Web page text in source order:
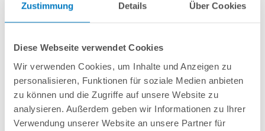
Zustimmung Details Über Cookies
Diese Webseite verwendet Cookies
Wir verwenden Cookies, um Inhalte und Anzeigen zu
personalisieren, Funktionen für soziale Medien anbieten
zu können und die Zugriffe auf unsere Website zu
analysieren. Außerdem geben wir Informationen zu Ihrer
Verwendung unserer Website an unsere Partner für
sandfarbenerPVC-Poolfolie 0,8 mm mit Einhängebiese
Spezialhandlauf und Bodenschienen ingrau.
Unterlegvlies 300 g/m²
Einbauskimmer und Einlaufdüse